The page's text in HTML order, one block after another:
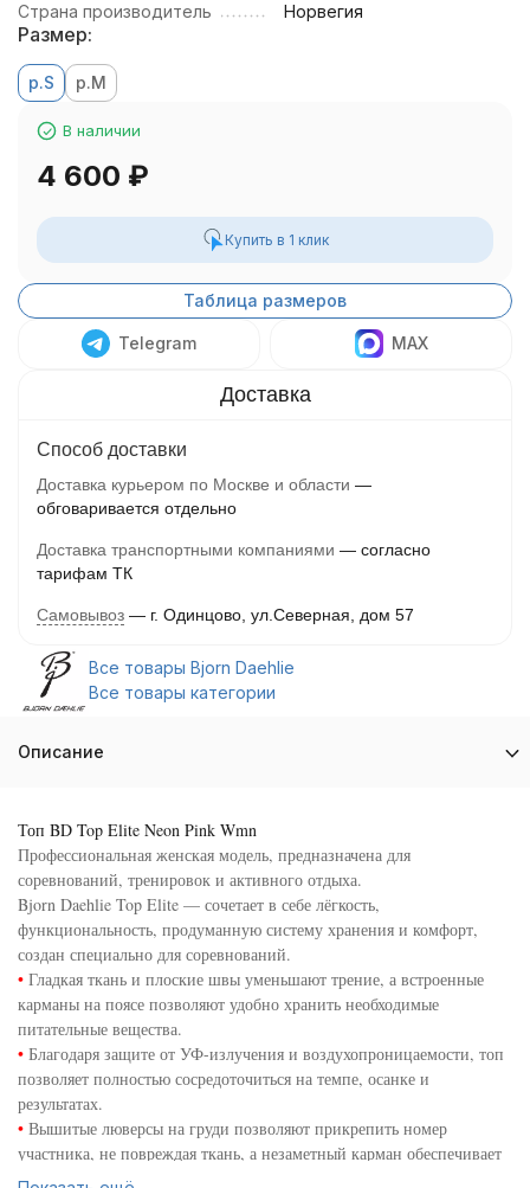
Страна производитель
Норвегия
Размер:
р.S р.M
В наличии
4 600 ₽
Купить в 1 клик
Таблица размеров
Telegram MAX
Способ доставки
Доставка курьером по Москве и области
обговаривается отдельно
Доставка транспортными компаниями
согласно
тарифам ТК
Самовывоз г. Одинцово, ул.Северная, дом 57
Все товары Bjorn Daehlie
Все товары категории
Описание
Топ BD Top Elite Neon Pink Wmn
Профессиональная женская модель, предназначена для
соревнований, тренировок и активного отдыха.
Bjorn Daehlie Top Elite — сочетает в себе лёгкость,
функциональность, продуманную систему хранения и комфорт,
создан специально для соревнований.
• Гладкая ткань и плоские швы уменьшают трение, а встроенные
карманы на поясе позволяют удобно хранить необходимые
питательные вещества.
• Благодаря защите от УФ-излучения и воздухопроницаемости, топ
позволяет полностью сосредоточиться на темпе, осанке и
результатах.
• Вышитые люверсы на груди позволяют прикрепить номер
участника, не повреждая ткань, а незаметный карман обеспечивает
удобное хранение питательных веществ и мелких предметов.